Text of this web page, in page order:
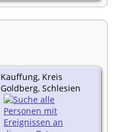
Kauffung, Kreis
Goldberg, Schlesien